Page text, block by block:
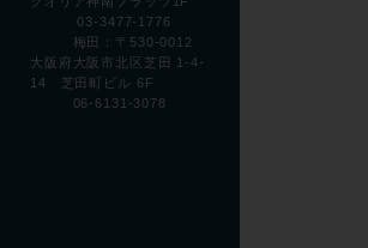
03-3477-1776
梅田：〒530-0012
大阪府大阪市北区芝田 1-4-
14 芝田町ビル 6F
06-6131-3078